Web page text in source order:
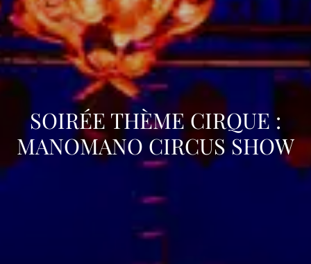
SOIRÉE THÈME CIRQUE :
MANOMANO CIRCUS SHOW